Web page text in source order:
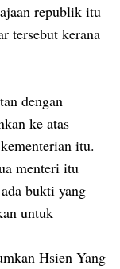
republik itu
tersebut kerana
dengan
ke atas
itu.
menteri itu
bukti yang
untuk
Hsien Yang